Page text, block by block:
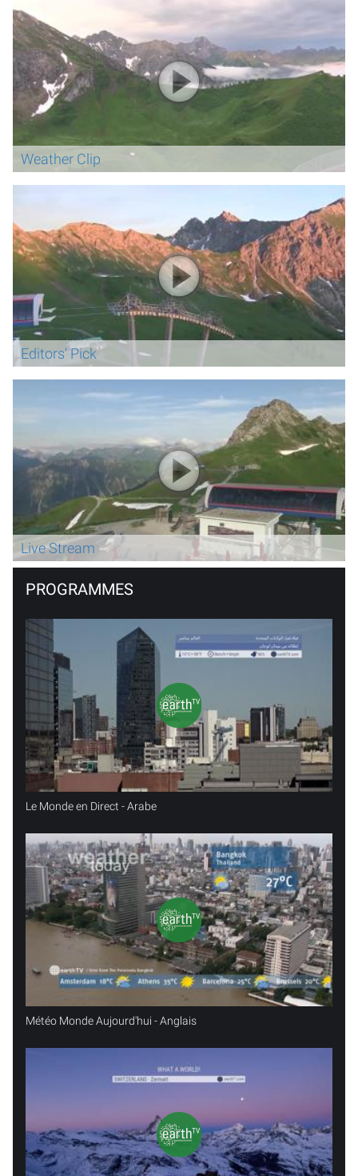
Weather Clip
Editors' Pick
Live Stream
PROGRAMMES
Le Monde en Direct - Arabe
Météo Monde Aujourd'hui - Anglais